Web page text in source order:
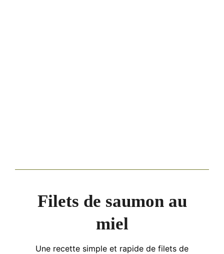
Filets de saumon au
miel
Une recette simple et rapide de filets de